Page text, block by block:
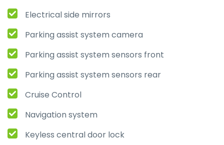
Electrical side mirrors
Parking assist system camera
Parking assist system sensors front
Parking assist system sensors rear
Cruise Control
Navigation system
Keyless central door lock